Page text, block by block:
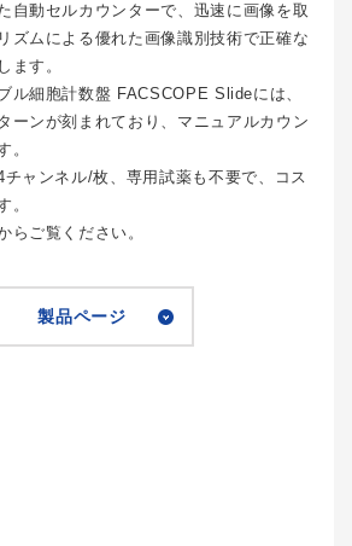
自動セルカウンターで、迅速に画像を取
ズムによる優れた画像識別技術で正確な
ます。
ル細胞計数盤 FACSCOPE Slideには、
ーンが刻まれており、マニュアルカウン
。
チャンネル/枚、専用試薬も不要で、コス
。
らご覧ください。
製品ページ